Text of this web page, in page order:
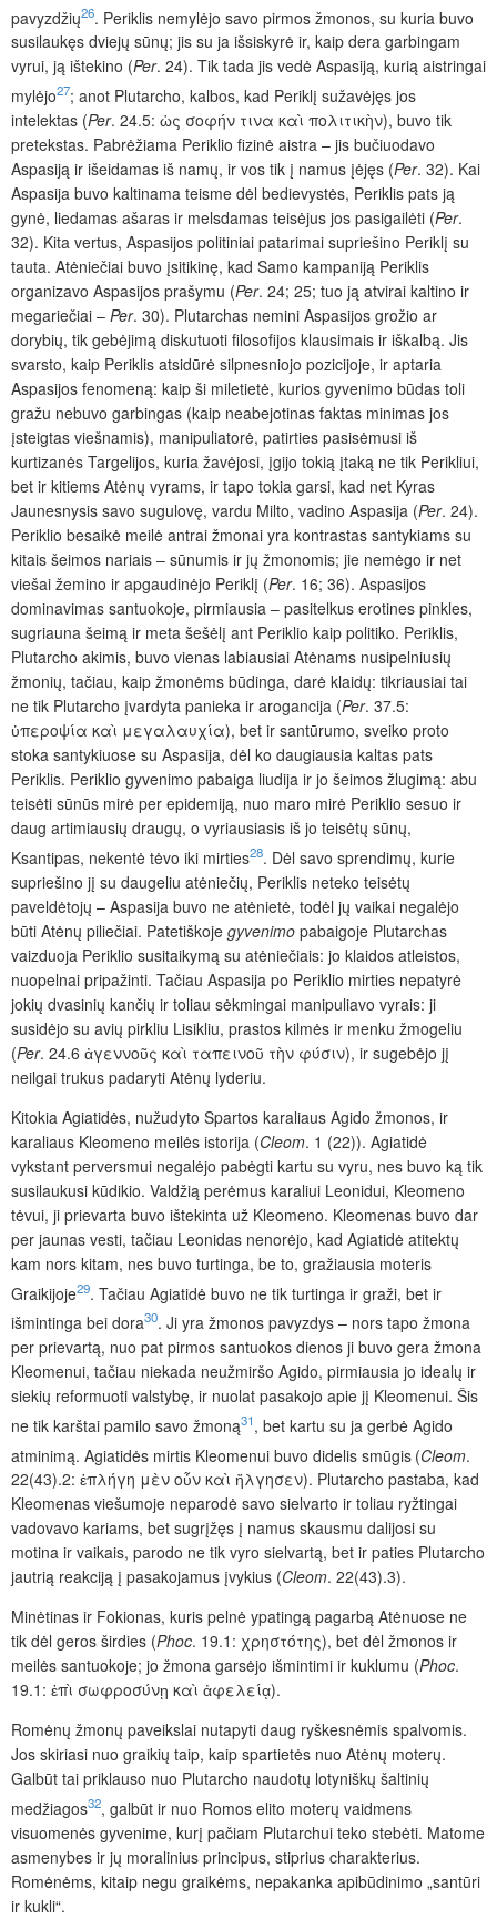
pavyzdžių26. Periklis nemylėjo savo pirmos žmonos, su kuria buvo
susilaukęs dviejų sūnų; jis su ja išsiskyrė ir, kaip dera garbingam
vyrui, ją ištekino (Per. 24). Tik tada jis vedė Aspasiją, kurią aistringai
mylėjo27; anot Plutarcho, kalbos, kad Periklį sužavėjęs jos
intelektas (Per. 24.5: ὡς σοφήν τινα καὶ πολιτικὴν), buvo tik
pretekstas. Pabrėžiama Periklio fizinė aistra – jis bučiuodavo
Aspasiją ir išeidamas iš namų, ir vos tik į namus įėjęs (Per. 32). Kai
Aspasija buvo kaltinama teisme dėl bedievystės, Periklis pats ją
gynė, liedamas ašaras ir melsdamas teisėjus jos pasigailėti (Per.
32). Kita vertus, Aspasijos politiniai patarimai supriešino Periklį su
tauta. Atėniečiai buvo įsitikinę, kad Samo kampaniją Periklis
organizavo Aspasijos prašymu (Per. 24; 25; tuo ją atvirai kaltino ir
megariečiai – Per. 30). Plutarchas nemini Aspasijos grožio ar
dorybių, tik gebėjimą diskutuoti filosofijos klausimais ir iškalbą. Jis
svarsto, kaip Periklis atsidūrė silpnesniojo pozicijoje, ir aptaria
Aspasijos fenomeną: kaip ši miletietė, kurios gyvenimo būdas toli
gražu nebuvo garbingas (kaip neabejotinas faktas minimas jos
įsteigtas viešnamis), manipuliatorė, patirties pasisėmusi iš
kurtizanės Targelijos, kuria žavėjosi, įgijo tokią įtaką ne tik Perikliui,
bet ir kitiems Atėnų vyrams, ir tapo tokia garsi, kad net Kyras
Jaunesnysis savo sugulovę, vardu Milto, vadino Aspasija (Per. 24).
Periklio besaikė meilė antrai žmonai yra kontrastas santykiams su
kitais šeimos nariais – sūnumis ir jų žmonomis; jie nemėgo ir net
viešai žemino ir apgaudinėjo Periklį (Per. 16; 36). Aspasijos
dominavimas santuokoje, pirmiausia – pasitelkus erotines pinkles,
sugriauna šeimą ir meta šešėlį ant Periklio kaip politiko. Periklis,
Plutarcho akimis, buvo vienas labiausiai Atėnams nusipelniusių
žmonių, tačiau, kaip žmonėms būdinga, darė klaidų: tikriausiai tai
ne tik Plutarcho įvardyta panieka ir arogancija (Per. 37.5:
ὑπεροψία καὶ μεγαλαυχία), bet ir santūrumo, sveiko proto
stoka santykiuose su Aspasija, dėl ko daugiausia kaltas pats
Periklis. Periklio gyvenimo pabaiga liudija ir jo šeimos žlugimą: abu
teisėti sūnūs mirė per epidemiją, nuo maro mirė Periklio sesuo ir
daug artimiausių draugų, o vyriausiasis iš jo teisėtų sūnų,
Ksantipas, nekentė tėvo iki mirties28. Dėl savo sprendimų, kurie
supriešino jį su daugeliu atėniečių, Periklis neteko teisėtų
paveldėtojų – Aspasija buvo ne atėnietė, todėl jų vaikai negalėjo
būti Atėnų piliečiai. Patetiškoje gyvenimo pabaigoje Plutarchas
vaizduoja Periklio susitaikymą su atėniečiais: jo klaidos atleistos,
nuopelnai pripažinti. Tačiau Aspasija po Periklio mirties nepatyrė
jokių dvasinių kančių ir toliau sėkmingai manipuliavo vyrais: ji
susidėjo su avių pirkliu Lisikliu, prastos kilmės ir menku žmogeliu
(Per. 24.6 ἀγεννοῦς καὶ ταπεινοῦ τὴν φύσιν), ir sugebėjo jį
neilgai trukus padaryti Atėnų lyderiu.
Kitokia Agiatidės, nužudyto Spartos karaliaus Agido žmonos, ir
karaliaus Kleomeno meilės istorija (Cleom. 1 (22)). Agiatidė
vykstant perversmui negalėjo pabėgti kartu su vyru, nes buvo ką tik
susilaukusi kūdikio. Valdžią perėmus karaliui Leonidui, Kleomeno
tėvui, ji prievarta buvo ištekinta už Kleomeno. Kleomenas buvo dar
per jaunas vesti, tačiau Leonidas nenorėjo, kad Agiatidė atitektų
kam nors kitam, nes buvo turtinga, be to, gražiausia moteris
Graikijoje29. Tačiau Agiatidė buvo ne tik turtinga ir graži, bet ir
išmintinga bei dora30. Ji yra žmonos pavyzdys – nors tapo žmona
per prievartą, nuo pat pirmos santuokos dienos ji buvo gera žmona
Kleomenui, tačiau niekada neužmiršo Agido, pirmiausia jo idealų ir
siekių reformuoti valstybę, ir nuolat pasakojo apie jį Kleomenui. Šis
ne tik karštai pamilo savo žmoną31, bet kartu su ja gerbė Agido
atminimą. Agiatidės mirtis Kleomenui buvo didelis smūgis (Cleom.
22(43).2: ἐπλήγη μὲν οὖν καὶ ἤλγησεν). Plutarcho pastaba, kad
Kleomenas viešumoje neparodė savo sielvarto ir toliau ryžtingai
vadovavo kariams, bet sugrįžęs į namus skausmu dalijosi su
motina ir vaikais, parodo ne tik vyro sielvartą, bet ir paties Plutarcho
jautrią reakciją į pasakojamus įvykius (Cleom. 22(43).3).
Minėtinas ir Fokionas, kuris pelnė ypatingą pagarbą Atėnuose ne
tik dėl geros širdies (Phoc. 19.1: χρηστότης), bet dėl žmonos ir
meilės santuokoje; jo žmona garsėjo išmintimi ir kuklumu (Phoc.
19.1: ἐπὶ σωφροσύνῃ καὶ ἀφελείᾳ).
Romėnų žmonų paveikslai nutapyti daug ryškesnėmis spalvomis.
Jos skiriasi nuo graikių taip, kaip spartietės nuo Atėnų moterų.
Galbūt tai priklauso nuo Plutarcho naudotų lotyniškų šaltinių
medžiagos32, galbūt ir nuo Romos elito moterų vaidmens
visuomenės gyvenime, kurį pačiam Plutarchui teko stebėti. Matome
asmenybes ir jų moralinius principus, stiprius charakterius.
Romėnėms, kitaip negu graikėms, nepakanka apibūdinimo „santūri
ir kukli“.